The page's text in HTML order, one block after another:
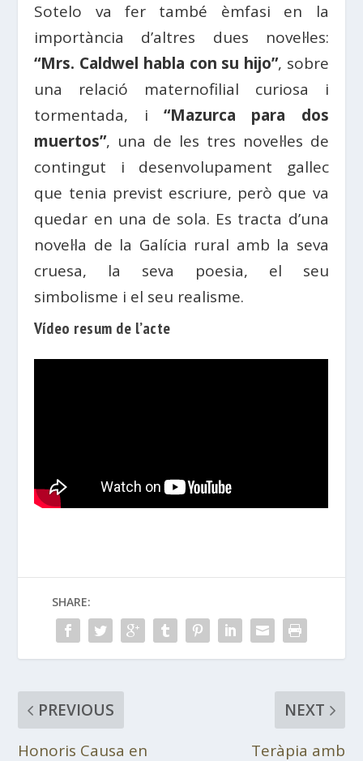
Sotelo va fer també èmfasi en la
importància d’altres dues novel·les:
“Mrs. Caldwel habla con su hijo”, sobre
una relació maternofilial curiosa i
tormentada, i “Mazurca para dos
muertos”, una de les tres novel·les de
contingut i desenvolupament gallec
que tenia previst escriure, però que va
quedar en una de sola. Es tracta d’una
novel·la de la Galícia rural amb la seva
cruesa, la seva poesia, el seu
simbolisme i el seu realisme.
Vídeo resum de l’acte
SHARE:
PREVIOUS
Honoris Causa en
NEXT
Teràpia amb